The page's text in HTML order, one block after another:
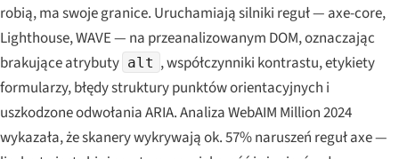
robią, ma swoje granice. Uruchamiają silniki reguł — axe-core,
Lighthouse, WAVE — na przeanalizowanym DOM, oznaczając
brakujące atrybuty alt , współczynniki kontrastu, etykiety
formularzy, błędy struktury punktów orientacyjnych i
uszkodzone odwołania ARIA. Analiza WebAIM Million 2024
wykazała, że skanery wykrywają ok. 57% naruszeń reguł axe —